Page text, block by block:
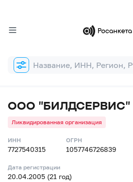
Форма
поиска
ООО "БИЛДСЕРВИС"
Ликвидированная организация
ИНН
7727540315
ОГРН
1057746726839
Дата регистрации
20.04.2005 (21 год)